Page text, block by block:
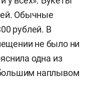
Обычные
рублей. В
не было ни
одна из
наплывом